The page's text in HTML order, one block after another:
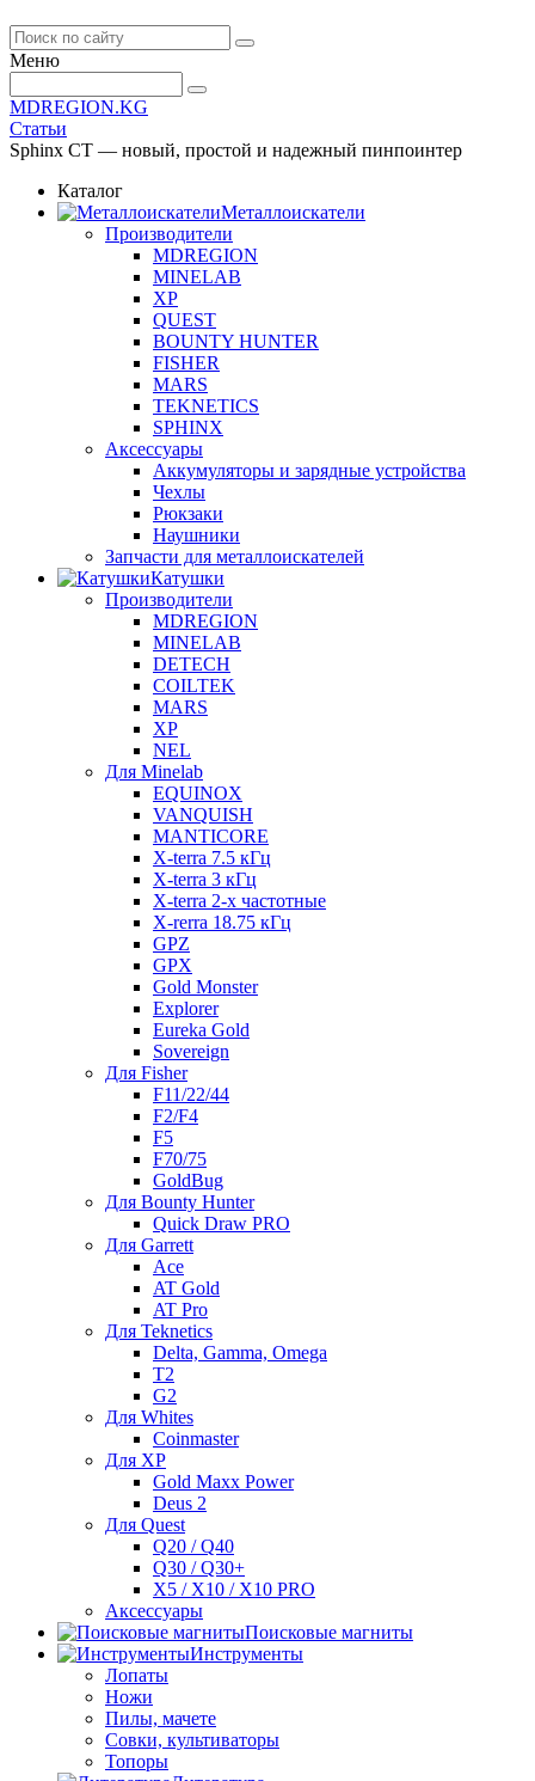
Меню
MDREGION.KG
Статьи
Sphinx CT — новый, простой и надежный пинпоинтер
Каталог
Металлоискатели
Производители
MDREGION
MINELAB
XP
QUEST
BOUNTY HUNTER
FISHER
MARS
TEKNETICS
SPHINX
Аксессуары
Аккумуляторы и зарядные устройства
Чехлы
Рюкзаки
Наушники
Запчасти для металлоискателей
Катушки
Производители
MDREGION
MINELAB
DETECH
COILTEK
MARS
XP
NEL
Для Minelab
EQUINOX
VANQUISH
MANTICORE
X-terra 7.5 кГц
X-terra 3 кГц
X-terra 2-х частотные
X-rerra 18.75 кГц
GPZ
GPX
Gold Monster
Explorer
Eureka Gold
Sovereign
Для Fisher
F11/22/44
F2/F4
F5
F70/75
GoldBug
Для Bounty Hunter
Quick Draw PRO
Для Garrett
Ace
AT Gold
AT Pro
Для Teknetics
Delta, Gamma, Omega
Т2
G2
Для Whites
Coinmaster
Для XP
Gold Maxx Power
Deus 2
Для Quest
Q20 / Q40
Q30 / Q30+
X5 / X10 / X10 PRO
Аксессуары
Поисковые магниты
Инструменты
Лопаты
Ножи
Пилы, мачете
Совки, культиваторы
Топоры